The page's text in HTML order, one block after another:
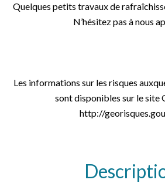
Quelques petits travaux de
N’hésitez pas à nous
Les informations sur les risques
sont disponibles sur le site
http://